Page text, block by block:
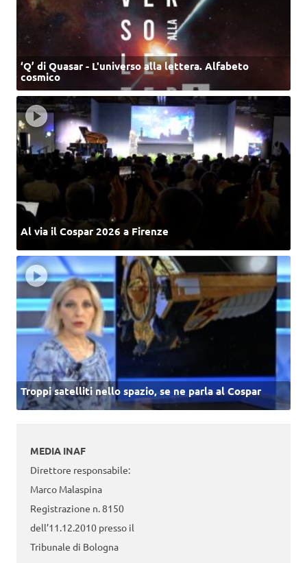
‘Q’ di Quasar - L'universo alla lettera. Alfabeto
cosmico
Al via il Cospar 2026 a Firenze
Troppi satelliti nello spazio, se ne parla al Cospar
MEDIA INAF
Direttore responsabile:
Marco Malaspina
Registrazione n. 8150
dell’11.12.2010 presso il
Tribunale di Bologna